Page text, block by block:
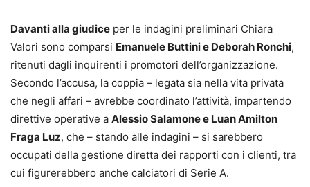
Davanti alla giudice per le indagini preliminari Chiara
Valori sono comparsi Emanuele Buttini e Deborah Ronchi,
ritenuti dagli inquirenti i promotori dell’organizzazione.
Secondo l’accusa, la coppia – legata sia nella vita privata
che negli affari – avrebbe coordinato l’attività, impartendo
direttive operative a Alessio Salamone e Luan Amilton
Fraga Luz, che – stando alle indagini – si sarebbero
occupati della gestione diretta dei rapporti con i clienti, tra
cui figurerebbero anche calciatori di Serie A.